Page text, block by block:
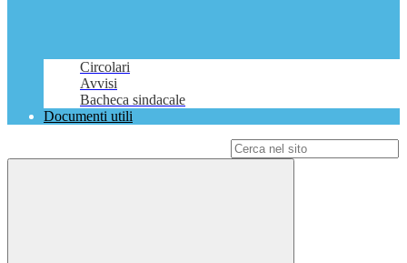
Circolari
Avvisi
Bacheca sindacale
Documenti utili